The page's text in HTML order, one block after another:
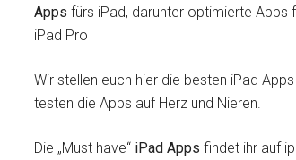
Apps fürs iPad, darunter optimierte Apps
iPad Pro
Wir stellen euch hier die besten iPad
testen die Apps auf Herz und Nieren.
Die „Must have“ iPad Apps findet ihr auf